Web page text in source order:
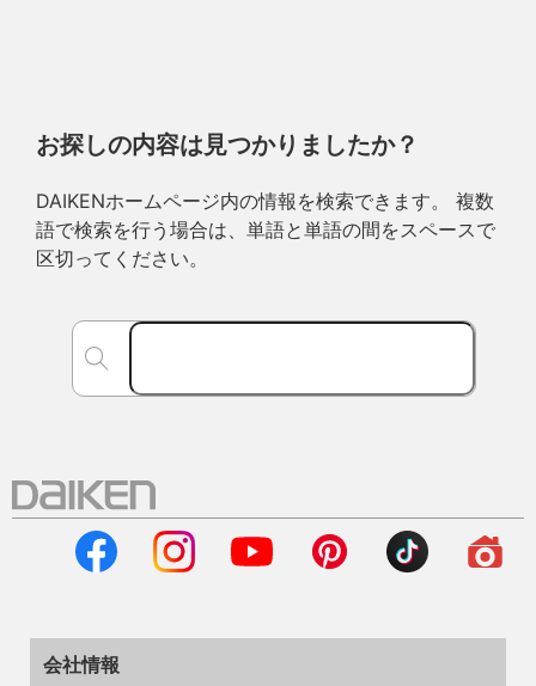
お探しの内容は見つかりましたか？
DAIKENホームページ内の情報を検索できます。 複数
語で検索を行う場合は、単語と単語の間をスペースで
区切ってください。
会社情報